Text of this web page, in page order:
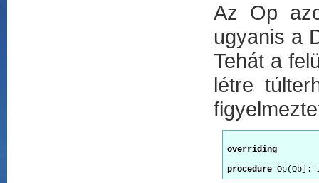
Az Op
ugyanis a
Tehát a
létre
overriding
procedure Op(Obj: